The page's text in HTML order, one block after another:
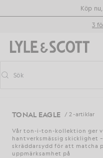
Gå direkt till
Information om Köp
3
Aktivera/inaktivera
Sök
TONAL EAGLE / 2 -artiklar
Vår ton-i-ton-kollektion ger
hantverksmässig skicklighet
skräddarsydd för att matcha
uppmärksamhet på